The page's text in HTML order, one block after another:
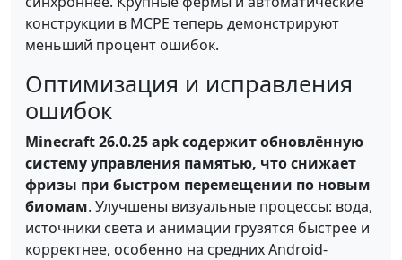
конструкции в MCPE теперь демонстрируют
меньший процент ошибок.
Оптимизация и исправления
ошибок
Minecraft 26.0.25 apk содержит обновлённую
систему управления памятью, что снижает
фризы при быстром перемещении по новым
биомам. Улучшены визуальные процессы: вода,
источники света и анимации грузятся быстрее и
корректнее, особенно на средних Android-